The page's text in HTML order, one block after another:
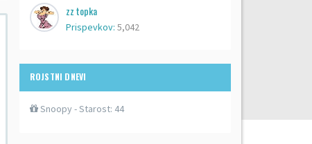
zz topka
Prispevkov: 5,042
ROJSTNI DNEVI
Snoopy - Starost: 44